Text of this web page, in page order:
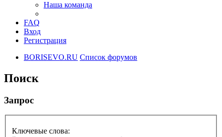
Наша команда
FAQ
Вход
Регистрация
BORISEVO.RU Список форумов
Поиск
Запрос
Ключевые слова: